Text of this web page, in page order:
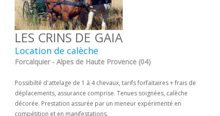
LES CRINS DE GAIA
Location de calèche
Forcalquier - Alpes de Haute Provence (04)
Possibilté d'attelage de 1 à 4 chevaux, tarifs forfaitaires + frais de
déplacements, assurance comprise. Tenues soignées, calèche
décorée. Prestation assurée par un meneur expérimenté en
compétition et en manifestations.